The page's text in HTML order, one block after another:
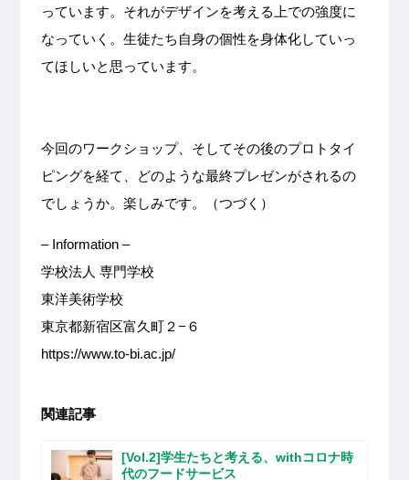
っています。それがデザインを考える上での強度に
なっていく。生徒たち自身の個性を身体化していっ
てほしいと思っています。
今回のワークショップ、そしてその後のプロトタイ
ピングを経て、どのような最終プレゼンがされるの
でしょうか。楽しみです。（つづく）
– Information –
学校法人 専門学校
東洋美術学校
東京都新宿区富久町２−６
https://www.to-bi.ac.jp/
関連記事
[Vol.2]学生たちと考える、withコロナ時
代のフードサービス